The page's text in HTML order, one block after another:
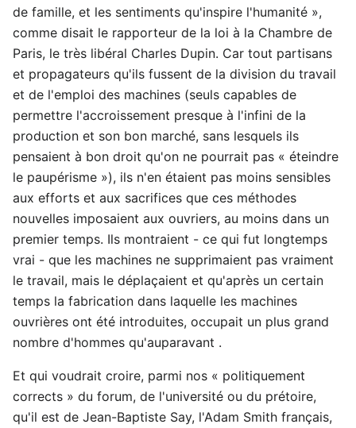
de famille, et les sentiments qu'inspire l'humanité »,
comme disait le rapporteur de la loi à la Chambre de
Paris, le très libéral Charles Dupin. Car tout partisans
et propagateurs qu'ils fussent de la division du travail
et de l'emploi des machines (seuls capables de
permettre l'accroissement presque à l'infini de la
production et son bon marché, sans lesquels ils
pensaient à bon droit qu'on ne pourrait pas « éteindre
le paupérisme »), ils n'en étaient pas moins sensibles
aux efforts et aux sacrifices que ces méthodes
nouvelles imposaient aux ouvriers, au moins dans un
premier temps. Ils montraient - ce qui fut longtemps
vrai - que les machines ne supprimaient pas vraiment
le travail, mais le déplaçaient et qu'après un certain
temps la fabrication dans laquelle les machines
ouvrières ont été introduites, occupait un plus grand
nombre d'hommes qu'auparavant .
Et qui voudrait croire, parmi nos « politiquement
corrects » du forum, de l'université ou du prétoire,
qu'il est de Jean-Baptiste Say, l'Adam Smith français,